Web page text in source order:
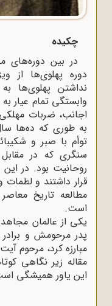
چکیده
در بین دوره‌های
دوره پهلوی‌ها از
نداشتن پهلوی‌ها
وابستگی تمام عیار
اجانب، ضربات
به طوری که ده‌ها
توأم با صبر و
سنگری که در
روحانیت بود. در
قرار داشتند و
مطالعه تاریخ
است.
یکی از عالمان
پدر مرحومش و
مبارزه کرد، مرحوم
مقاله زیر نگاهی
این یاور همیشگی